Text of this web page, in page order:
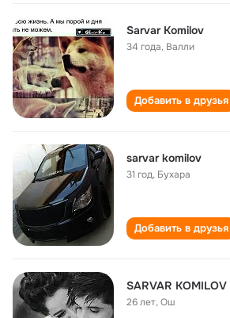
Sarvar Komilov
34 года, Валли
Добавить в друзья
sarvar komilov
31 год, Бухара
Добавить в друзья
SARVAR KOMILOV
26 лет,Ош